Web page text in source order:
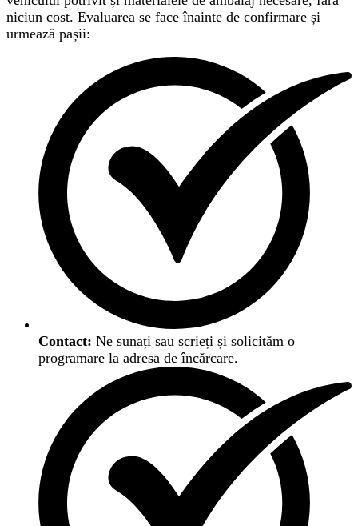
niciun cost. Evaluarea se face înainte de confirmare și
urmează pașii:
Contact: Ne sunați sau scrieți și solicităm o
programare la adresa de încărcare.